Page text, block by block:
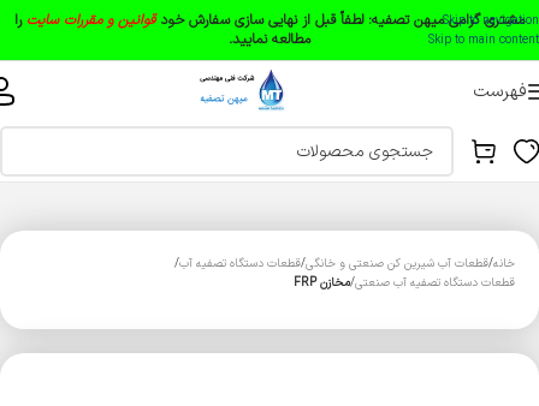
Skip to navigation
Skip to main content
مشتری گرامی میهن تصفیه: لطفاً قبل از نهایی سازی سفارش خودقوانین و مقررات سایت را
مطالعه نمایید.
فهرست
خانه قطعات آب شیرین کن صنعتی و خانگی قطعات دستگاه تصفیه آب
قطعات دستگاه تصفیه آب صنعتی مخازن FRP